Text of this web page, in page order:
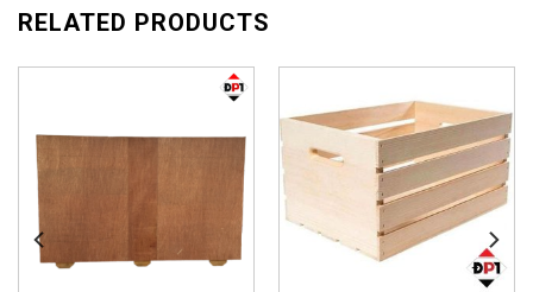
RELATED PRODUCTS